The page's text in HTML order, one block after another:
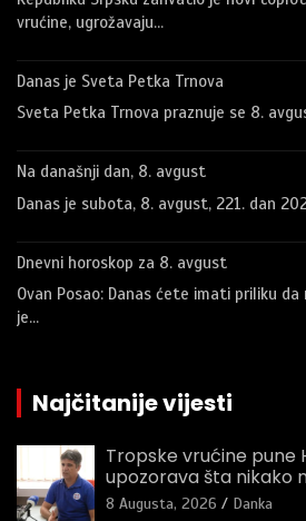
vrućine, ugrožavaju…
Danas je Sveta Petka Trnova
Sveta Petka Trnova praznuje se 8.
Na današnji dan, 8. avgust
Danas je subota, 8. avgust, 221. dan
Dnevni horoskop za 8. avgust
Ovan Posao: Danas ćete imati priliku
je…
Najčitanije vijesti
Tropske vrućine pune
upozorava šta nikako
8 Augusta, 2026 Danka